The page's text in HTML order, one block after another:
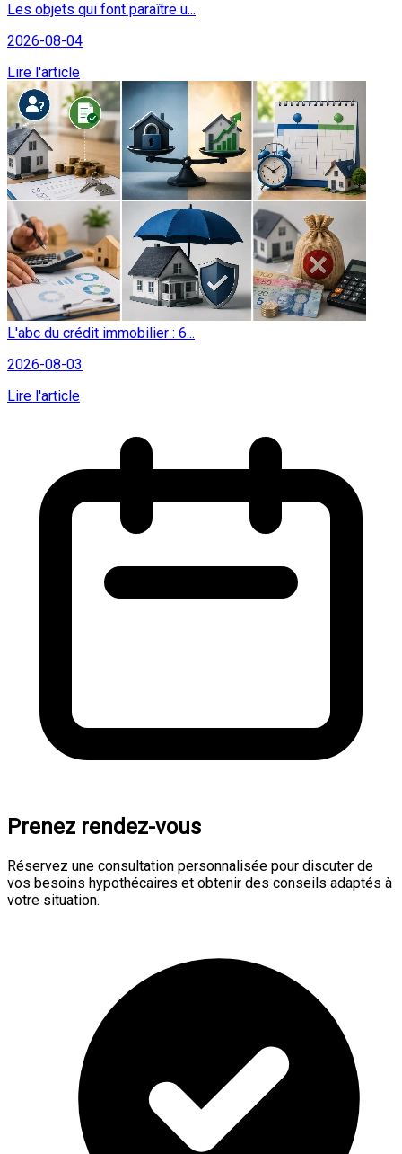
Les objets qui font paraître u...
2026-08-04
Lire l'article
L'abc du crédit immobilier : 6...
2026-08-03
Lire l'article
Prenez rendez-vous
Réservez une consultation personnalisée pour discuter de
vos besoins hypothécaires et obtenir des conseils adaptés à
votre situation.